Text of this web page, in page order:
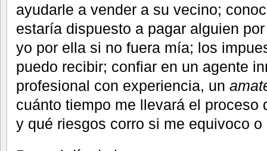
ayudarle a vender a su vecino;
estaría dispuesto a pagar alguien
yo por ella si no fuera mía; los
puedo recibir; confiar en un agente
profesional con experiencia, un
cuánto tiempo me llevará el proceso
y qué riesgos corro si me equivoco